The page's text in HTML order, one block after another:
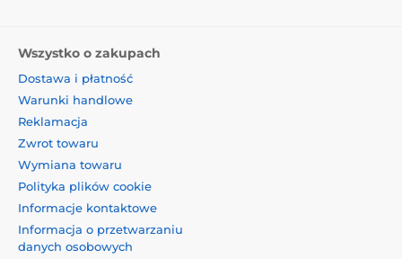
Wszystko o zakupach
Dostawa i płatność
Warunki handlowe
Reklamacja
Zwrot towaru
Wymiana towaru
Polityka plików cookie
Informacje kontaktowe
Informacja o przetwarzaniu
danych osobowych